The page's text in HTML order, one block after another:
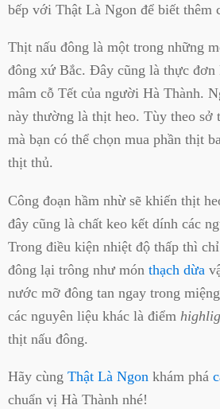
bếp với Thật Là Ngon để biết thêm
Thịt nấu đông là một trong những
đông xứ Bắc. Đây cũng là thực đơn
mâm cỗ Tết của người Hà Thành.
này thường là thịt heo. Tùy theo sở
mà bạn có thể chọn mua phần thịt
thịt thủ.
Công đoạn hầm nhừ sẽ khiến thịt
đây cũng là chất keo kết dính các
Trong điều kiện nhiệt độ thấp thì
đông lại trông như món thạch dừa
nước mỡ đông tan ngay trong
các nguyên liệu khác là điểm
thịt nấu đông.
Hãy cùng Thật Là Ngon khám phá
chuẩn vị Hà Thành nhé!